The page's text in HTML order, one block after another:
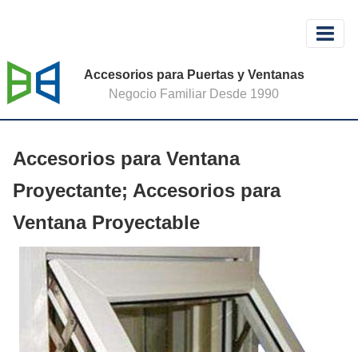
Accesorios para Puertas y Ventanas
Negocio Familiar Desde 1990
Accesorios para Ventana
Proyectante; Accesorios para
Ventana Proyectable